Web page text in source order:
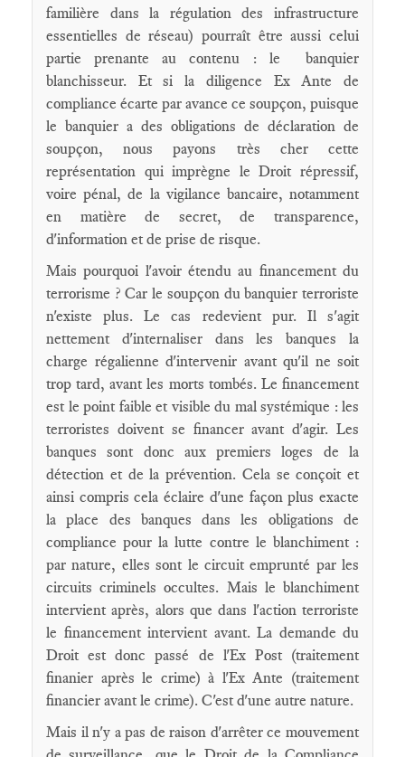
familière dans la régulation des infrastructure
essentielles de réseau) pourraît être aussi celui
partie prenante au contenu : le banquier
blanchisseur. Et si la diligence Ex Ante de
compliance écarte par avance ce soupçon, puisque
le banquier a des obligations de déclaration de
soupçon, nous payons très cher cette
représentation qui imprègne le Droit répressif,
voire pénal, de la vigilance bancaire, notamment
en matière de secret, de transparence,
d'information et de prise de risque.
Mais pourquoi l'avoir étendu au financement du
terrorisme ? Car le soupçon du banquier terroriste
n'existe plus. Le cas redevient pur. Il s'agit
nettement d'internaliser dans les banques la
charge régalienne d'intervenir avant qu'il ne soit
trop tard, avant les morts tombés. Le financement
est le point faible et visible du mal systémique : les
terroristes doivent se financer avant d'agir. Les
banques sont donc aux premiers loges de la
détection et de la prévention. Cela se conçoit et
ainsi compris cela éclaire d'une façon plus exacte
la place des banques dans les obligations de
compliance pour la lutte contre le blanchiment :
par nature, elles sont le circuit emprunté par les
circuits criminels occultes. Mais le blanchiment
intervient après, alors que dans l'action terroriste
le financement intervient avant. La demande du
Droit est donc passé de l'Ex Post (traitement
finanier après le crime) à l'Ex Ante (traitement
financier avant le crime). C'est d'une autre nature.
Mais il n'y a pas de raison d'arrêter ce mouvement